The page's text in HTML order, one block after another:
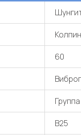
60
В25